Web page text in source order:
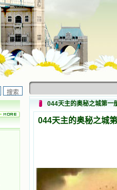
044天主的奥秘之城第一
044天主的奥秘之城